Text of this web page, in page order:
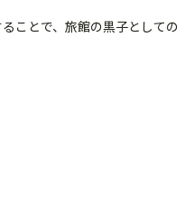
ことで、旅館の黒子としての